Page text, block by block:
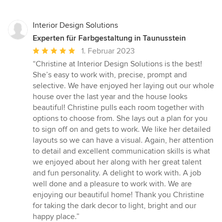
Interior Design Solutions
Experten für Farbgestaltung in Taunusstein
Durchschnittliche
Bewertung:
5
von
5
Sternen
1. Februar 2023
“Christine at Interior Design Solutions is the best!
She’s easy to work with, precise, prompt and
selective. We have enjoyed her laying out our whole
house over the last year and the house looks
beautiful! Christine pulls each room together with
options to choose from. She lays out a plan for you
to sign off on and gets to work. We like her detailed
layouts so we can have a visual. Again, her attention
to detail and excellent communication skills is what
we enjoyed about her along with her great talent
and fun personality. A delight to work with. A job
well done and a pleasure to work with. We are
enjoying our beautiful home! Thank you Christine
for taking the dark decor to light, bright and our
happy place.”